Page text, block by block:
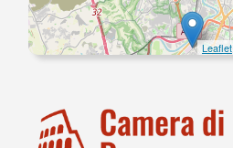
Leaflet